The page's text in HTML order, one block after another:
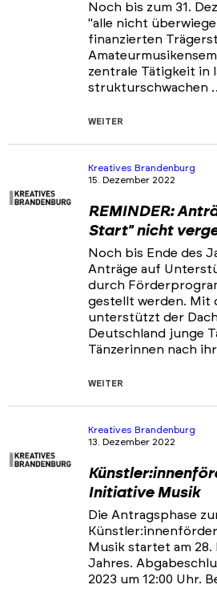
Noch bis zum 31.
"alle nicht
finanzierten
zentrale Tätigkeit in
strukturschwachen
WEITER
Kreatives Brandenburg
15. Dezember 2022
REMINDER:
Start" nicht
Noch bis Ende des
Anträge auf
durch
gestellt werden. Mit
unterstützt der
Deutschland junge
Tänzerinnen nach
WEITER
Kreatives Brandenburg
13. Dezember 2022
Initiative Musik
Die Antragsphase
Musik startet am 28.
Jahres.
2023 um 12:00 Uhr.